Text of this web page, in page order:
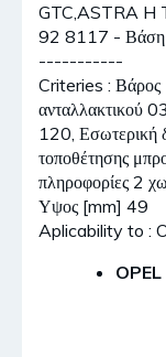
GTC,ASTRA H
92 8117 - Βάση
-----------
Criteries : Βάρος
ανταλλακτικού
120, Εσωτερική
τοποθέτησης
πληροφορίες 2
Υψος [mm] 49
Aplicability to :
OPEL